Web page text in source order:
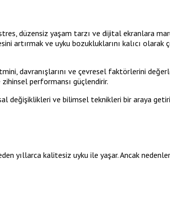
düzensiz yaşam tarzı ve dijital ekranlara
artırmak ve uyku bozukluklarını kalıcı
davranışlarını ve çevresel faktörlerini
performansı güçlendirir.
değişiklikleri ve bilimsel teknikleri bir araya
yıllarca kalitesiz uyku ile yaşar. Ancak